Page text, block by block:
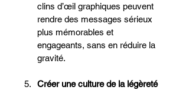
clins d’œil graphiques peuvent
rendre des messages sérieux
plus mémorables et
engageants, sans en réduire la
gravité.
Créer une culture de la légèreté